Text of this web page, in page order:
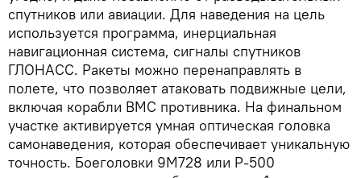
спутников или авиации. Для наведения на цель
используется программа, инерциальная
навигационная система, сигналы спутников
ГЛОНАСС. Ракеты можно перенаправлять в
полете, что позволяет атаковать подвижные цели,
включая корабли ВМС противника. На финальном
участке активируется умная оптическая головка
самонаведения, которая обеспечивает уникальную
точность. Боеголовки 9М728 или Р-500